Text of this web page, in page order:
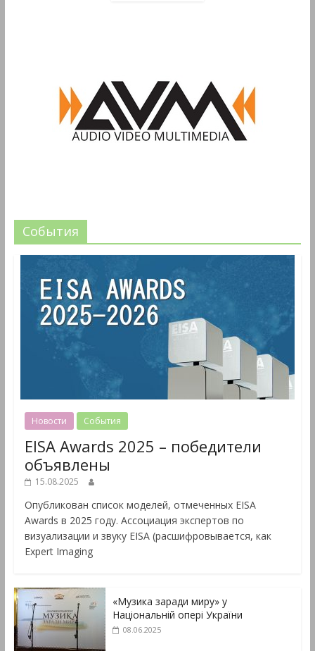
События
Новости События
EISA Awards 2025 – победители
объявлены
15.08.2025
Опубликован список моделей, отмеченных EISA
Awards в 2025 году. Ассоциация экспертов по
визуализации и звуку EISA (расшифровывается, как
Expert Imaging
«Музика заради миру» у
Національній опері України
08.06.2025